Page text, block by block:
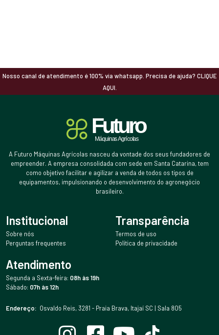
Nosso canal de atendimento é 100% via whatsapp. Precisa de ajuda? CLIQUE
AQUI.
A Futuro Máquinas Agrícolas nasceu da vontade dos seus fundadores de
empreender. A empresa consolidada com sede em Santa Catarina, tem
como objetivo facilitar e agilizar a venda de todos os tipos de
equipamentos, impulsionando o desenvolvimento do agronegócio
brasileiro.
Institucional
Sobre nós
Perguntas frequentes
Transparência
Termos de uso
Política de privacidade
Atendimento
Segunda a Sexta-feira: 08h às 19h
Sábado: 07h às 12h
Endereço: Osvaldo Reis, 3281 - Praia Brava, Itajaí SC | Sala 805